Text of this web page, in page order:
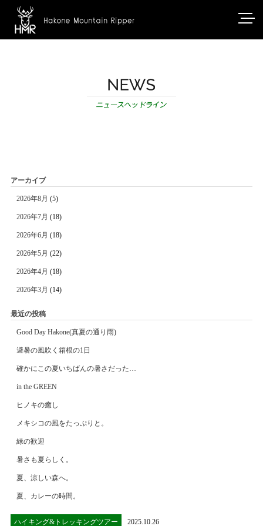
アーカイブ
2026年8月 (5)
2026年7月 (18)
2026年6月 (18)
2026年5月 (22)
2026年4月 (18)
2026年3月 (14)
最近の投稿
Good Day Hakone(真夏の通り雨)
避暑の風吹く箱根の1日
確かにこの夏いちばんの暑さだった…
in the GREEN
ヒノキの癒し
メキシコの風をたっぷりと。
緑の歓迎
暑さも夏らしく。
夏、涼しい森へ。
夏、カレーの時間。
ハイキング&トレッキングツアー 2025.10.26